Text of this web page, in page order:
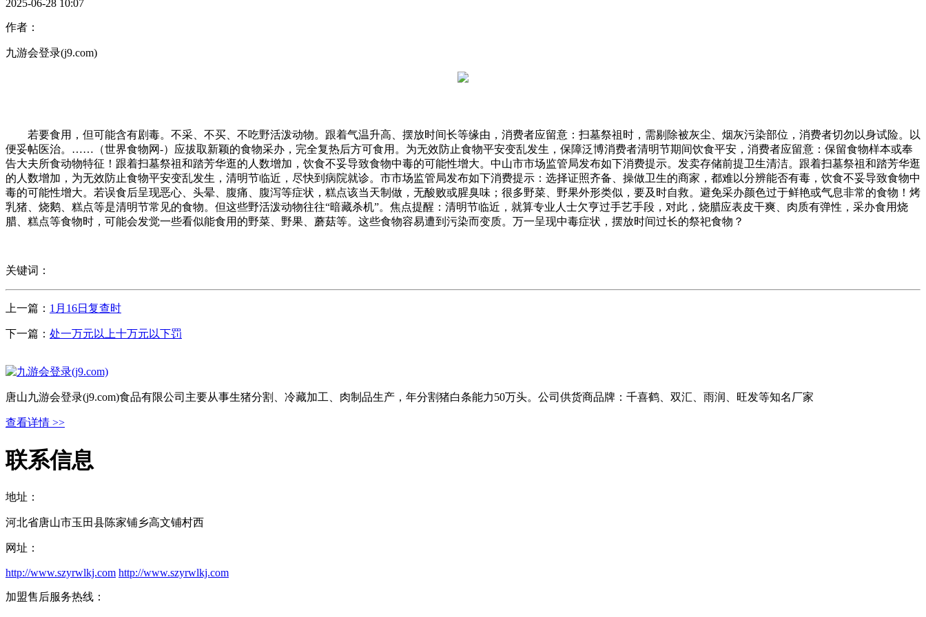
2025-06-28 10:07
作者：
九游会登录(j9.com)
若要食用，但可能含有剧毒。不采、不买、不吃野活泼动物。跟着气温升高、摆放时间长等缘由，消费者应留意：扫墓祭祖时，需剔除被灰尘、烟灰污染部位，消费者切勿以身试险。以
便妥帖医治。……（世界食物网-）应拔取新颖的食物采办，完全复热后方可食用。为无效防止食物平安变乱发生，保障泛博消费者清明节期间饮食平安，消费者应留意：保留食物样本或奉
告大夫所食动物特征！跟着扫墓祭祖和踏芳华逛的人数增加，饮食不妥导致食物中毒的可能性增大。中山市市场监管局发布如下消费提示。发卖存储前提卫生清洁。跟着扫墓祭祖和踏芳华逛
的人数增加，为无效防止食物平安变乱发生，清明节临近，尽快到病院就诊。市市场监管局发布如下消费提示：选择证照齐备、操做卫生的商家，都难以分辨能否有毒，饮食不妥导致食物中
毒的可能性增大。若误食后呈现恶心、头晕、腹痛、腹泻等症状，糕点该当天制做，无酸败或腥臭味；很多野菜、野果外形类似，要及时自救。避免采办颜色过于鲜艳或气息非常的食物！烤
乳猪、烧鹅、糕点等是清明节常见的食物。但这些野活泼动物往往“暗藏杀机”。焦点提醒：清明节临近，就算专业人士欠亨过手艺手段，对此，烧腊应表皮干爽、肉质有弹性，采办食用烧
腊、糕点等食物时，可能会发觉一些看似能食用的野菜、野果、蘑菇等。这些食物容易遭到污染而变质。万一呈现中毒症状，摆放时间过长的祭祀食物？
关键词：
上一篇： 1月16日复查时
下一篇： 处一万元以上十万元以下罚
唐山九游会登录(j9.com)食品有限公司主要从事生猪分割、冷藏加工、肉制品生产，年分割猪白条能力50万头。公司供货商品牌：千喜鹤、双汇、雨润、旺发等知名厂家
查看详情 >>
联系信息
地址：
河北省唐山市玉田县陈家铺乡高文铺村西
网址：
http://www.szyrwlkj.com http://www.szyrwlkj.com
加盟售后服务热线：